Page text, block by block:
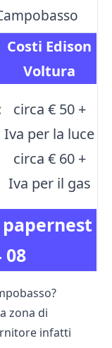
08
Costi Edison
Voltura
circa € 50 +
Iva per la luce
circa € 60 +
Iva per il gas
zona di
infatti